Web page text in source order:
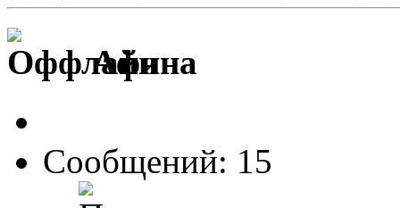
Афина
Сообщений: 15